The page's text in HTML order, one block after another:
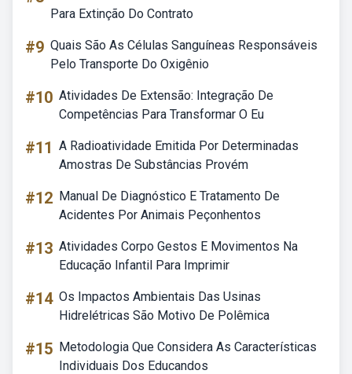
Para Extinção Do Contrato
#9 Quais São As Células Sanguíneas Responsáveis
Pelo Transporte Do Oxigênio
#10 Atividades De Extensão: Integração De
Competências Para Transformar O Eu
#11 A Radioatividade Emitida Por Determinadas
Amostras De Substâncias Provém
#12 Manual De Diagnóstico E Tratamento De
Acidentes Por Animais Peçonhentos
#13 Atividades Corpo Gestos E Movimentos Na
Educação Infantil Para Imprimir
#14 Os Impactos Ambientais Das Usinas
Hidrelétricas São Motivo De Polêmica
#15 Metodologia Que Considera As Características
Individuais Dos Educandos